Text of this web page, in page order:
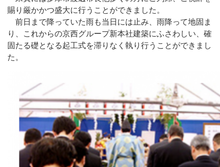
賜り厳かかつ盛大に行うことができました。
前日まで降っていた雨も当日には止み、雨降って地固ま
り、これからの京西グループ新本社建築にふさわしい、確
固たる礎となる起工式を滞りなく執り行うことができまし
た。